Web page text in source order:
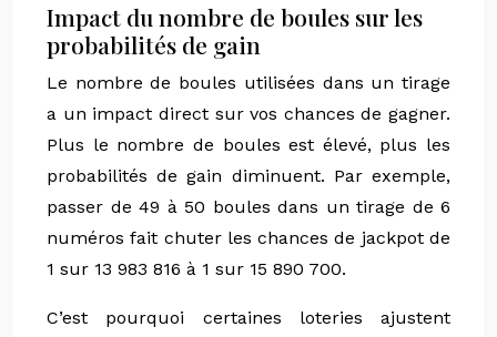
Impact du nombre de boules sur les
probabilités de gain
Le nombre de boules utilisées dans un tirage
a un impact direct sur vos chances de gagner.
Plus le nombre de boules est élevé, plus les
probabilités de gain diminuent. Par exemple,
passer de 49 à 50 boules dans un tirage de 6
numéros fait chuter les chances de jackpot de
1 sur 13 983 816 à 1 sur 15 890 700.
C’est pourquoi certaines loteries ajustent